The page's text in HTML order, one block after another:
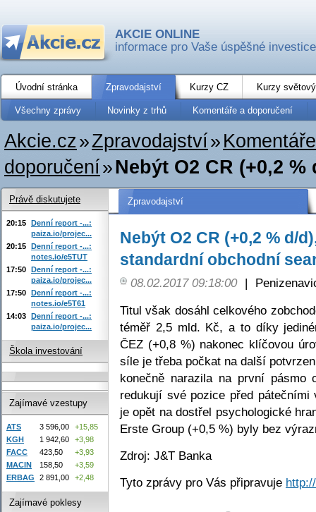
AKCIE ONLINE
informace pro Vaše úspěšné investice
Úvodní stránka Zpravodajství Kurzy CZ Kurzy
Všechny zprávy Novinky z trhů Komentáře a doporučení
Akcie.cz»Zpravodajství»
doporučení»Nebýt O2 CR (+0,2
Zpravodajství
Nebýt O2 CR (+0,2 % d/
standardní obchodní
08.02.2017 09:18:00 |
Titul však dosáhl celkového
téměř 2,5 mld. Kč, a to díky
ČEZ (+0,8 %) nakonec klíčovou
síle je třeba počkat na další
konečně narazila na první pásmo
redukují své pozice před
je opět na dostřel psychologické
Erste Group (+0,5 %) byly bez
Zdroj: J&T Banka
Tyto zprávy pro Vás připravuje
Právě diskutujete
20:15 Denní report -...:
paiza.io/projec...
20:15 Denní report -...:
notes.io/e5TUT
17:50 Denní report -...:
paiza.io/projec...
17:50 Denní report -...:
notes.io/e5T61
14:03 Denní report -...:
paiza.io/projec...
Škola investování
Zajímavé vzestupy
ATS 3 596,00
+15,85
KGH
1 942,60
+3,98
FACC
423,50
+3,93
MACIN
158,50
+3,59
ERBAG
2 891,00 +2,48
Zajímavé poklesy